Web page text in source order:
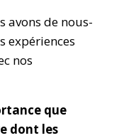
avons de nous-
expériences
nos
que
dont les